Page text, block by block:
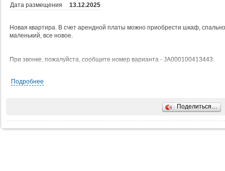
Дата размещения 13.12.2025
Новая квартира. В счет арендной платы можно приобрести шкаф,
маленький, все новое.
При звонке, пожалуйста, сообщите номер варианта - JA000100413443.
Пожалуйста, дождитесь ответа специалиста при звонке.
Подробнее
Поделиться…